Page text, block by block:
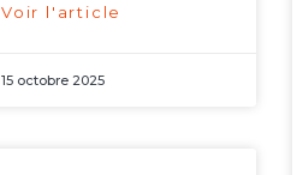
Voir l'article
15 octobre 2025